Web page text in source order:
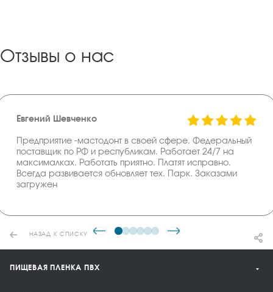
Отзывы о нас
Евгений Шевченко
Предприятие -мастодонт в своей сфере. Федеральный
поставщик по РФ и республикам. Работает 24/7 на
максималках. Работать приятно. Платят исправно.
Всегда развивается обновляет тех. Парк. Заказами
загружен
НАЗАД К СПИСКУ
ПИЩЕВАЯ ПЛЕНКА ПВХ